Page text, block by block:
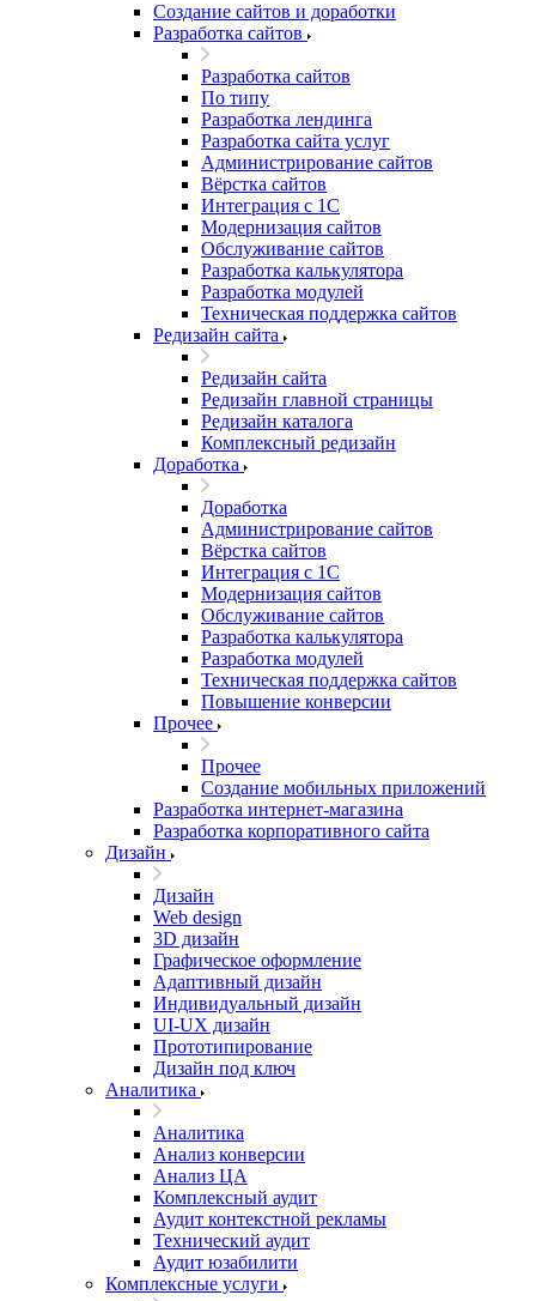
Создание сайтов и доработки
Разработка сайтов
Разработка сайтов
По типу
Разработка лендинга
Разработка сайта услуг
Администрирование сайтов
Вёрстка сайтов
Интеграция с 1С
Модернизация сайтов
Обслуживание сайтов
Разработка калькулятора
Разработка модулей
Техническая поддержка сайтов
Редизайн сайта
Редизайн сайта
Редизайн главной страницы
Редизайн каталога
Комплексный редизайн
Доработка
Доработка
Администрирование сайтов
Вёрстка сайтов
Интеграция с 1С
Модернизация сайтов
Обслуживание сайтов
Разработка калькулятора
Разработка модулей
Техническая поддержка сайтов
Повышение конверсии
Прочее
Прочее
Создание мобильных приложений
Разработка интернет-магазина
Разработка корпоративного сайта
Дизайн
Дизайн
Web design
3D дизайн
Графическое оформление
Адаптивный дизайн
Индивидуальный дизайн
UI‑UX дизайн
Прототипирование
Дизайн под ключ
Аналитика
Аналитика
Анализ конверсии
Анализ ЦА
Комплексный аудит
Аудит контекстной рекламы
Технический аудит
Аудит юзабилити
Комплексные услуги